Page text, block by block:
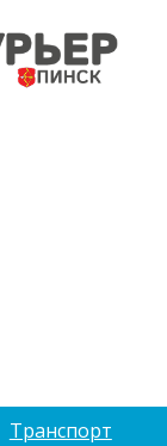
Транспорт